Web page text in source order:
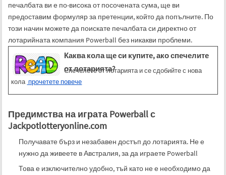
печалбата ви е по-висока от посочената сума, ще ви
предоставим формуляр за претенции, който да попълните. По
този начин можете да поискате печалбата си директно от
лотарийната компания Powerball без никакви проблеми.
Каква кола ще си купите, ако спечелите
от лотарията?
Спечелете от лотарията и се сдобийте с нова
кола прочетете повече
Предимства на играта Powerball с
Jackpotlotteryonline.com
Получавате бърз и незабавен достъп до лотарията. Не е
нужно да живеете в Австралия, за да играете Powerball
Това е изключително удобно, тъй като не е необходимо да